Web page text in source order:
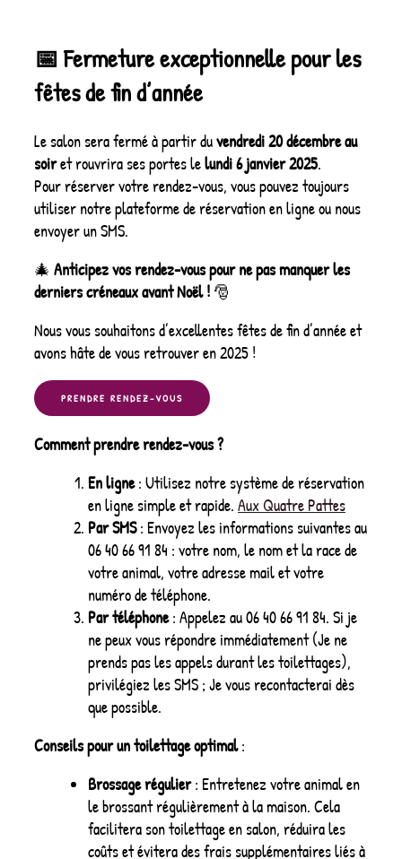
📅 Fermeture exceptionnelle pour les
fêtes de fin d’année
Le salon sera fermé à partir duvendredi 20 décembre au
soiret rouvrira ses portes lelundi 6 janvier 2025.
Pour réserver votre rendez-vous, vous pouvez toujours
utiliser notre plateforme de réservation en ligne ou nous
envoyer un SMS.
🎄 Anticipez vos rendez-vous pour ne pas manquer les
derniers créneaux avant Noël ! 🎅
Nous vous souhaitons d’excellentes fêtes de fin d’année et
avons hâte de vous retrouver en 2025 !
PRENDRE RENDEZ-VOUS
Comment prendre rendez-vous ?
En ligne: Utilisez notre système de réservation
en ligne simple et rapide. Aux Quatre Pattes
Par SMS: Envoyez les informations suivantes au
06 40 66 91 84 : votre nom, le nom et la race de
votre animal, votre adresse mail et votre
numéro de téléphone.
Par téléphone: Appelez au 06 40 66 91 84. Si je
ne peux vous répondre immédiatement (Je ne
prends pas les appels durant les toilettages),
privilégiez les SMS ; Je vous recontacterai dès
que possible.
Conseils pour un toilettage optimal:
Brossage régulier: Entretenez votre animal en
le brossant régulièrement à la maison. Cela
facilitera son toilettage en salon, réduira les
coûts et évitera des frais supplémentaires liés à